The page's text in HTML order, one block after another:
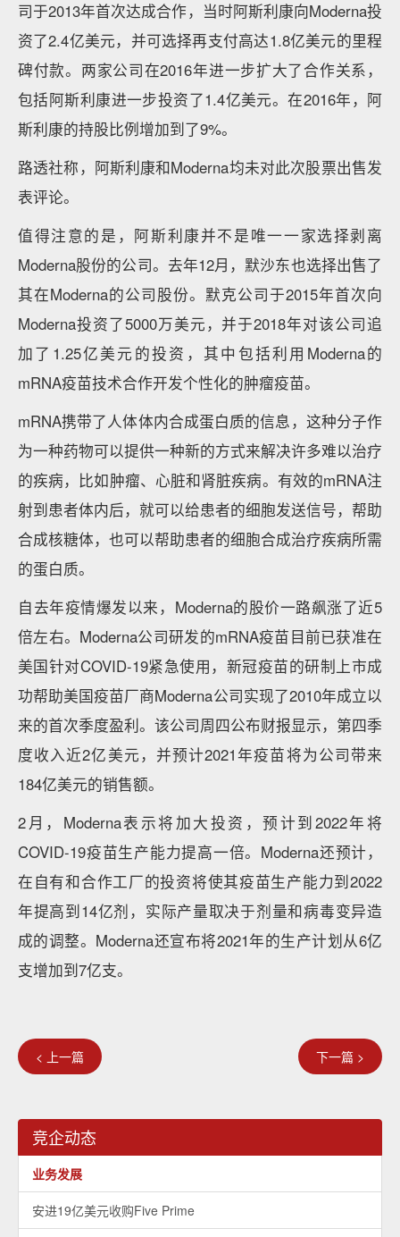
司于2013年首次达成合作，当时阿斯利康向Moderna投
资了2.4亿美元，并可选择再支付高达1.8亿美元的里程
碑付款。两家公司在2016年进一步扩大了合作关系，
包括阿斯利康进一步投资了1.4亿美元。在2016年，阿
斯利康的持股比例增加到了9%。
路透社称，阿斯利康和Moderna均未对此次股票出售发
表评论。
值得注意的是，阿斯利康并不是唯一一家选择剥离
Moderna股份的公司。去年12月，默沙东也选择出售了
其在Moderna的公司股份。默克公司于2015年首次向
Moderna投资了5000万美元，并于2018年对该公司追
加了1.25亿美元的投资，其中包括利用Moderna的
mRNA疫苗技术合作开发个性化的肿瘤疫苗。
mRNA携带了人体体内合成蛋白质的信息，这种分子作
为一种药物可以提供一种新的方式来解决许多难以治疗
的疾病，比如肿瘤、心脏和肾脏疾病。有效的mRNA注
射到患者体内后，就可以给患者的细胞发送信号，帮助
合成核糖体，也可以帮助患者的细胞合成治疗疾病所需
的蛋白质。
自去年疫情爆发以来，Moderna的股价一路飙涨了近5
倍左右。Moderna公司研发的mRNA疫苗目前已获准在
美国针对COVID-19紧急使用，新冠疫苗的研制上市成
功帮助美国疫苗厂商Moderna公司实现了2010年成立以
来的首次季度盈利。该公司周四公布财报显示，第四季
度收入近2亿美元，并预计2021年疫苗将为公司带来
184亿美元的销售额。
2月，Moderna表示将加大投资，预计到2022年将
COVID-19疫苗生产能力提高一倍。Moderna还预计，
在自有和合作工厂的投资将使其疫苗生产能力到2022
年提高到14亿剂，实际产量取决于剂量和病毒变异造
成的调整。Moderna还宣布将2021年的生产计划从6亿
支增加到7亿支。
< 上一篇 下一篇 >
竞企动态
业务发展
安进19亿美元收购Five Prime